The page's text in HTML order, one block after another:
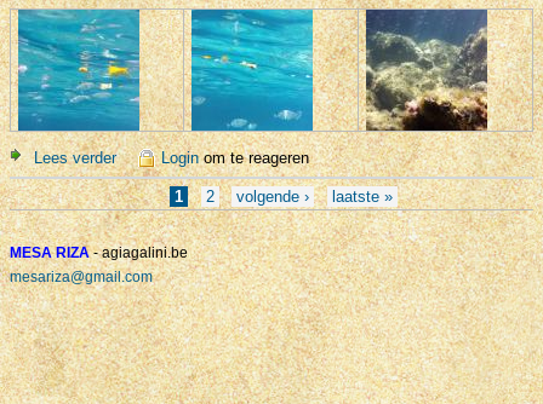
Lees verderover SNORKELFOTO'S 2018
Loginom te reageren
Pagina's 1 2 volgende › laatste »
MESA RIZA- agiagalini.be
mesariza@gmail.com